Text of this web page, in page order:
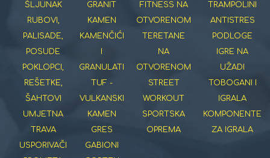
ŠLJUNAK
RUBOVI,
PALISADE,
POSUDE
POKLOPCI,
REŠETKE,
ŠAHTOVI
UMJETNA
TRAVA
USPORIVAČI
GRANIT
KAMEN
KAMENČIĆI
I
GRANULATI
TUF -
VULKANSKI
KAMEN
GRES
GABIONI
FITNESS NA
OTVORENOM
TERETANE
NA
OTVORENOM
STREET
WORKOUT
SPORTSKA
OPREMA
TRAMPOLINI
ANTISTRES
PODLOGE
IGRE NA
UŽADI
TOBOGANI I
IGRALA
KOMPONENTE
ZA IGRALA